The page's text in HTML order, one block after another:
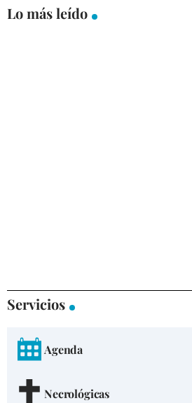
Lo más leído
Servicios
Agenda
Necrológicas